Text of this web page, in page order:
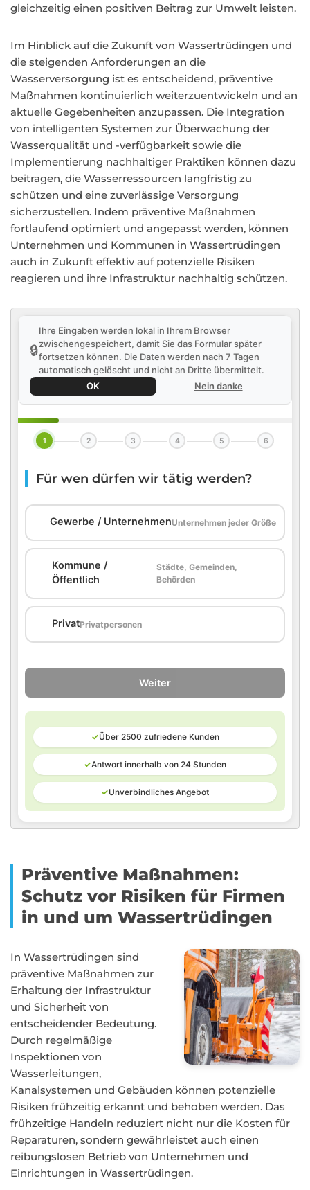
gleichzeitig einen positiven Beitrag zur Umwelt leisten.
Im Hinblick auf die Zukunft von Wassertrüdingen und
die steigenden Anforderungen an die
Wasserversorgung ist es entscheidend, präventive
Maßnahmen kontinuierlich weiterzuentwickeln und an
aktuelle Gegebenheiten anzupassen. Die Integration
von intelligenten Systemen zur Überwachung der
Wasserqualität und -verfügbarkeit sowie die
Implementierung nachhaltiger Praktiken können dazu
beitragen, die Wasserressourcen langfristig zu
schützen und eine zuverlässige Versorgung
sicherzustellen. Indem präventive Maßnahmen
fortlaufend optimiert und angepasst werden, können
Unternehmen und Kommunen in Wassertrüdingen
auch in Zukunft effektiv auf potenzielle Risiken
reagieren und ihre Infrastruktur nachhaltig schützen.
🔒
Ihre Eingaben werden lokal in Ihrem Browser
zwischengespeichert, damit Sie das Formular später
fortsetzen können. Die Daten werden nach 7 Tagen
automatisch gelöscht und nicht an Dritte übermittelt.
OK
Nein danke
1 2 3 4 5 6
Für wen dürfen wir tätig werden?
Gewerbe / UnternehmenUnternehmen jeder Größe
Kommune /
Öffentlich
Städte, Gemeinden,
Behörden
PrivatPrivatpersonen
Weiter
✓Über 2500 zufriedene Kunden
✓Antwort innerhalb von 24 Stunden
✓Unverbindliches Angebot
Präventive Maßnahmen:
Schutz vor Risiken für Firmen
in und um Wassertrüdingen
In Wassertrüdingen sind
präventive Maßnahmen zur
Erhaltung der Infrastruktur
und Sicherheit von
entscheidender Bedeutung.
Durch regelmäßige
Inspektionen von
Wasserleitungen,
Kanalsystemen und Gebäuden können potenzielle
Risiken frühzeitig erkannt und behoben werden. Das
frühzeitige Handeln reduziert nicht nur die Kosten für
Reparaturen, sondern gewährleistet auch einen
reibungslosen Betrieb von Unternehmen und
Einrichtungen in Wassertrüdingen.